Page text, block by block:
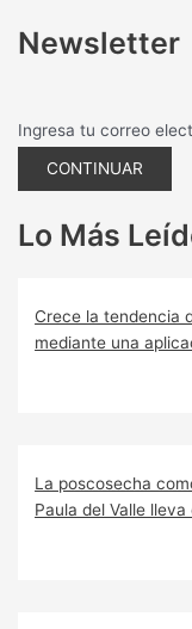
Newsletter
Ingresa tu correo
CONTINUAR
Lo Más
Crece la tendencia
mediante una
La poscosecha
Paula del Valle lleva